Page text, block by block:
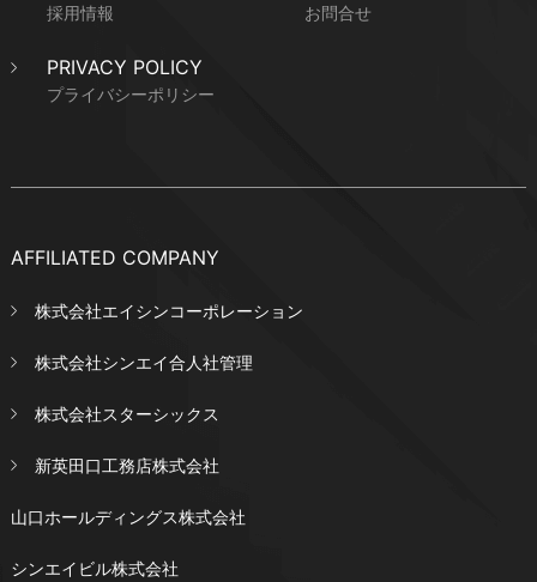
採用情報 お問合せ
PRIVACY POLICY
プライバシーポリシー
AFFILIATED COMPANY
株式会社エイシンコーポレーション
株式会社シンエイ合人社管理
株式会社スターシックス
新英田口工務店株式会社
山口ホールディングス株式会社
シンエイビル株式会社